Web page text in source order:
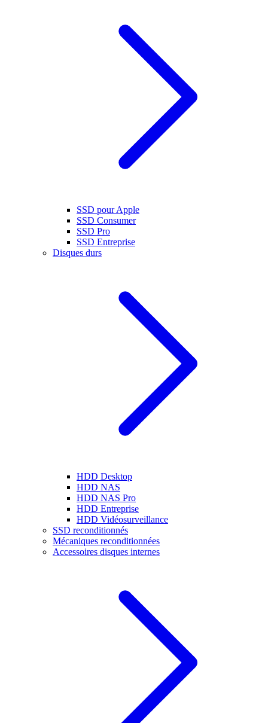
SSD pour Apple
SSD Consumer
SSD Pro
SSD Entreprise
Disques durs
HDD Desktop
HDD NAS
HDD NAS Pro
HDD Entreprise
HDD Vidéosurveillance
SSD reconditionnés
Mécaniques reconditionnées
Accessoires disques internes